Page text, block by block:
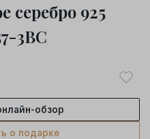
серебро 925
3BC
обзор
о подарке